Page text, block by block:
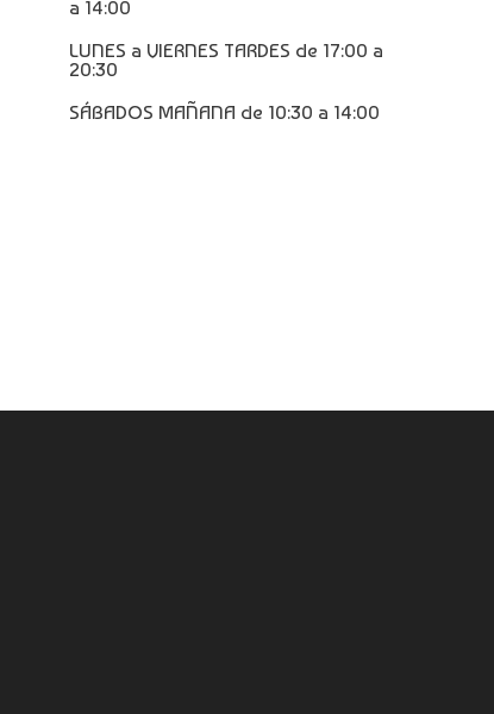
a 14:00
LUNES a VIERNES TARDES de 17:00 a
20:30
SÁBADOS MAÑANA de 10:30 a 14:00